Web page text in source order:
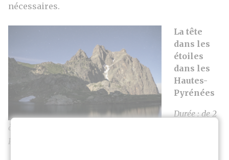
nécessaires.
La tête
dans les
étoiles
dans les
Hautes-
Pyrénées
Durée : de 2
à 7 jours
Pour vous aider :